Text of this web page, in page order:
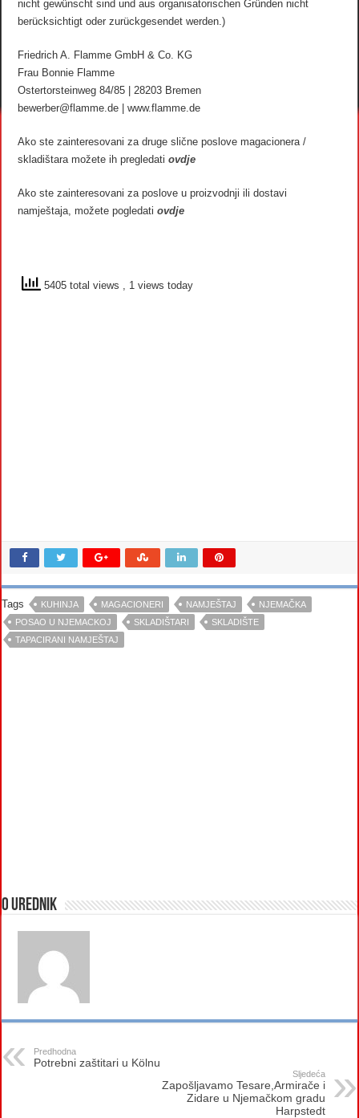
nicht gewünscht sind und aus organisatorischen Gründen nicht
berücksichtigt oder zurückgesendet werden.)
Friedrich A. Flamme GmbH & Co. KG
Frau Bonnie Flamme
Ostertorsteinweg 84/85 | 28203 Bremen
bewerber@flamme.de | www.flamme.de
Ako ste zainteresovani za druge slične poslove magacionera /
skladištara možete ih pregledatiovdje
Ako ste zainteresovani za poslove u proizvodnji ili dostavi
namještaja, možete pogledatiovdje
5405 total views , 1 views today
Tags KUHINJA MAGACIONERI NAMJEŠTAJ
NJEMAČKA
POSAO U NJEMACKOJ
SKLADIŠTARI
SKLADIŠTE
TAPACIRANI NAMJEŠTAJ
O urednik
Predhodna
Potrebni zaštitari u Kölnu
Sljedeća
Zapošljavamo Tesare,Armirače i
Zidare u Njemačkom gradu
Harpstedt